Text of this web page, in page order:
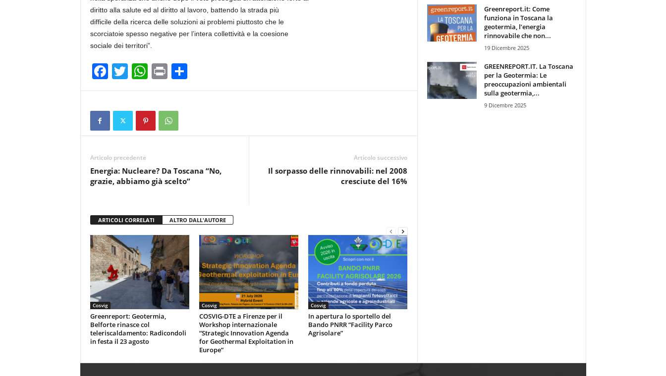
diritto alla salute ed al diritto al lavoro, battendo la strada più
difficile della ricerca delle soluzioni ai problemi piuttosto che le
scorciatoie spesso negative per l’intera collettività e la coesione
sociale dei territori”.
F
a
b
o
k
T
wi
W
h
s
A
p
Pr
in o
vi
Articolo precedente
Energia: Nucleare? Da Toscana “No,
grazie, abbiamo già scelto”
Articolo successivo
Il sorpasso delle rinnovabili: nel 2008
cresciute del 16%
ARTICOLI CORRELATI ALTRO DALL'AUTORE
Cosvig
Greenreport: Geotermia,
Belforte rinasce col
teleriscaldamento: Radicondoli
in festa il 23 agosto
Cosvig
COSVIG-DTE a Firenze per il
Workshop internazionale
“Strategic Innovation Agenda
for Geothermal Exploitation in
Europe”
Cosvig
In apertura lo sportello del
Bando PNRR “Facility Parco
Agrisolare”
Greenreport.it: Come
funziona in Toscana la
geotermia, l’energia
rinnovabile che non...
19 Dicembre 2025
GREENREPORT.IT. La Toscana
per la Geotermia: Le
preoccupazioni ambientali
sulla geotermia,...
9 Dicembre 2025